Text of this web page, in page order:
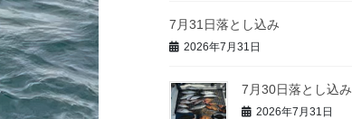
7月31日落とし込み
2026年7月31日
7月30日落とし込み
2026年7月31日